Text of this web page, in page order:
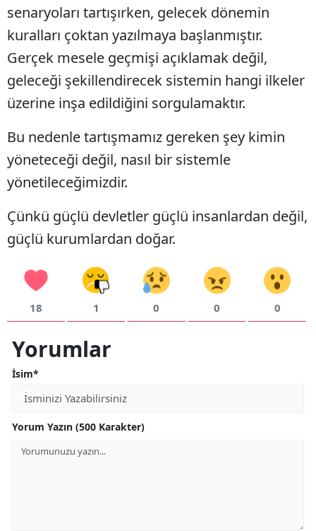
senaryoları tartışırken, gelecek dönemin
kuralları çoktan yazılmaya başlanmıştır.
Gerçek mesele geçmişi açıklamak değil,
geleceği şekillendirecek sistemin hangi ilkeler
üzerine inşa edildiğini sorgulamaktır.
Bu nedenle tartışmamız gereken şey kimin
yöneteceği değil, nasıl bir sistemle
yönetileceğimizdir.
Çünkü güçlü devletler güçlü insanlardan değil,
güçlü kurumlardan doğar.
18 1 0 0 0
Yorumlar
İsim*
Yorum Yazın (500 Karakter)